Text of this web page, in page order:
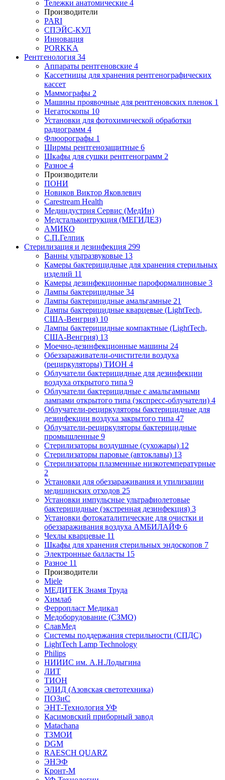
Тележки анатомические 4
Производители
PARI
СПЭЙС-КУЛ
Инновация
PORKKA
Рентгенология 34
Аппараты рентгеновские 4
Кассетницы для хранения рентгенографических
кассет
Маммографы 2
Машины проявочные для рентгеновских пленок 1
Негатоскопы 10
Установки для фотохимической обработки
радиограмм 4
Флюорографы 1
Ширмы рентгенозащитные 6
Шкафы для сушки рентгенограмм 2
Разное 4
Производители
ПОНИ
Новиков Виктор Яковлевич
Carestream Health
Мединдустрия Сервис (МедИн)
Медстальконтрукция (МЕГИДЕЗ)
АМИКО
С.П.Гелпик
Стерилизация и дезинфекция 299
Ванны ультразвуковые 13
Камеры бактерицидные для хранения стерильных
изделий 11
Камеры дезинфекционные пароформалиновые 3
Лампы бактерицидные 34
Лампы бактерицидные амальгамные 21
Лампы бактерицидные кварцевые (LightTech,
США-Венгрия) 10
Лампы бактерицидные компактные (LightTech,
США-Венгрия) 13
Моечно-дезинфекционные машины 24
Обеззараживатели-очистители воздуха
(рециркуляторы) ТИОН 4
Облучатели бактерицидные для дезинфекции
воздуха открытого типа 9
Облучатели бактерицидные с амальгамными
лампами открытого типа (экспресс-облучатели) 4
Облучатели-рециркуляторы бактерицидные для
дезинфекции воздуха закрытого типа 47
Облучатели-рециркуляторы бактерицидные
промышленные 9
Стерилизаторы воздушные (сухожары) 12
Стерилизаторы паровые (автоклавы) 13
Стерилизаторы плазменные низкотемпературные
2
Установки для обеззараживания и утилизации
медицинских отходов 25
Установки импульсные ультрафиолетовые
бактерицидные (экстренная дезинфекция) 3
Установки фотокаталитические для очистки и
обеззараживания воздуха АМБИЛАЙФ 6
Чехлы кварцевые 11
Шкафы для хранения стерильных эндоскопов 7
Электронные балласты 15
Разное 11
Производители
Miele
МЕДИТЕК Знамя Труда
Химлаб
Ферропласт Медикал
Медоборудование (СЗМО)
СлавМед
Системы поддержания стерильности (СПДС)
LightTech Lamp Technology
Philips
НИИИС им. А.Н.Лодыгина
ЛИТ
ТИОН
ЭЛИД (Азовская светотехника)
ПОЗиС
ЭНТ-Технология УФ
Касимовский приборный завод
Matachana
ТЗМОИ
DGM
RAESCH QUARZ
ЭНЭФ
Кронт-М